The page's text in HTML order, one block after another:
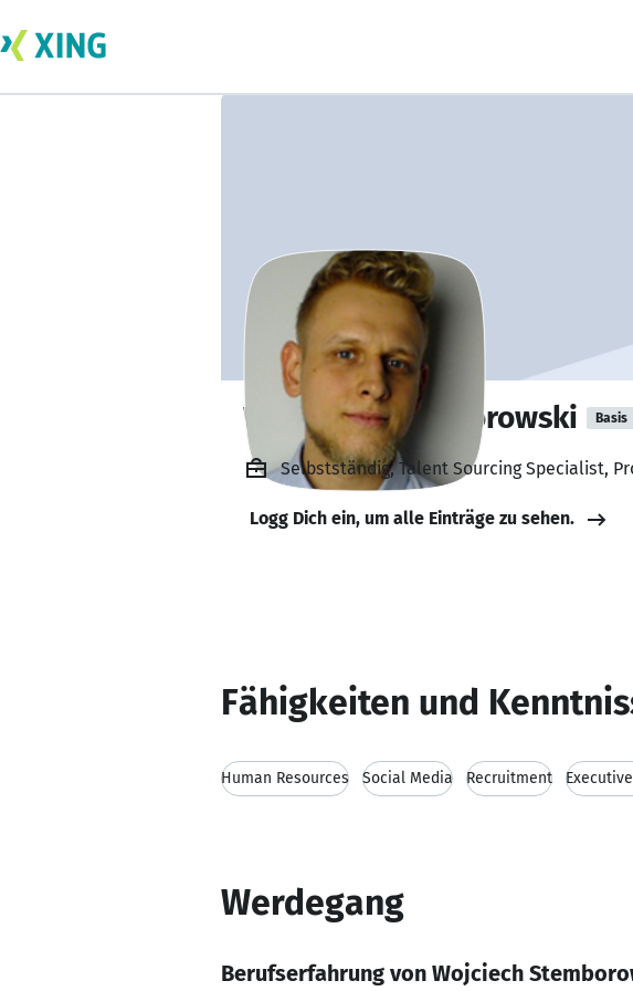
Wojciech Stemborowski Basis
Selbstständig, Talent Sourcing Specialist,
Logg Dich ein, um alle Einträge zu sehen.
Fähigkeiten und
Human Resources Social Media Recruitment
Werdegang
Berufserfahrung von Wojciech